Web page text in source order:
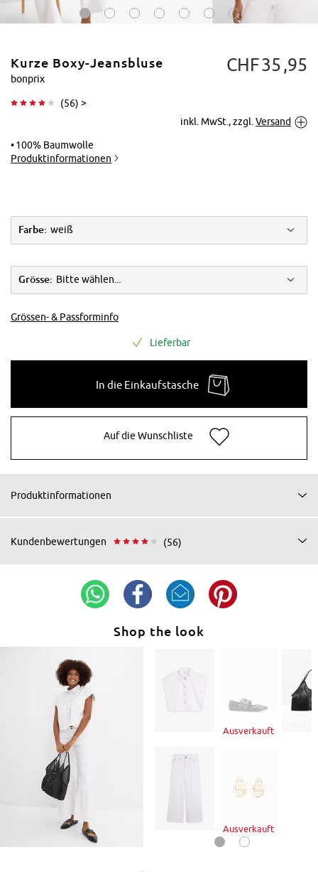
Tippen zum
Kurze Boxy-Jeansbluse
bonprix
(56) >
CHF35 95
inkl. MwSt., zzgl. Versand
100% Baumwolle
Produktinformationen
Farbe: weiß
Grösse: Bitte wählen...
Grössen- & Passforminfo
Lieferbar
In die Einkaufstasche
Auf die Wunschliste
Produktinformationen
Kundenbewertungen (56)
Shop the look
Ausverkauft
Ausverkauft